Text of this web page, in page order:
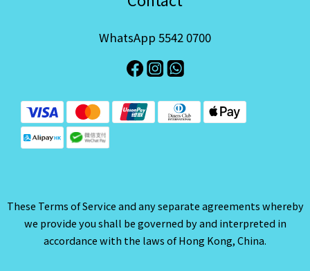
WhatsApp 5542 0700
These Terms of Service and any separate agreements whereby
we provide you shall be governed by and interpreted in
accordance with the laws of Hong Kong, China.